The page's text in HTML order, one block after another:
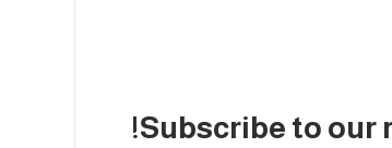
Subscribe to our